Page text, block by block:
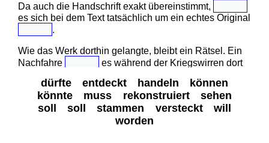
Da auch die Handschrift exakt übereinstimmt,
es sich bei dem Text tatsächlich um ein echtes Original
.
Wie das Werk dorthin gelangte, bleibt ein Rätsel. Ein
Nachfahre
es während der Kriegswirren dort
Die genauen historischen Umstände
heute
jedoch nicht mehr
werden.
dürfte entdeckt handeln
können
könnte
muss rekonstruiert
sehen
soll
soll stammen versteckt
will
worden